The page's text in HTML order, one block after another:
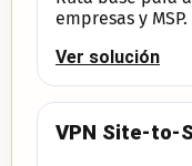
empresas y MSP.
Ver solución
VPN Site-to-